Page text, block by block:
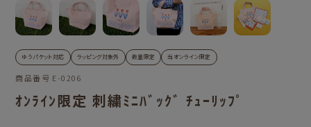
ゆうパケット対応 ラッピング対象外 数量限定 当オンライン限定
商品番号 E-0206
ｵﾝﾗｲﾝ限定 刺繍ﾐﾆﾊﾞｯｸﾞ ﾁｭｰﾘｯﾌﾟ